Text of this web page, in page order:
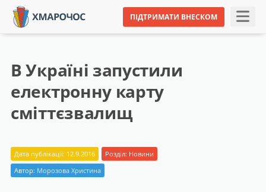
ПІДТРИМАТИ ВНЕСКОМ
В Україні запустили
електронну карту
сміттєзвалищ
Дата публікації: 12.9.2016 Розділ: Новини
Автор: Морозова Христина